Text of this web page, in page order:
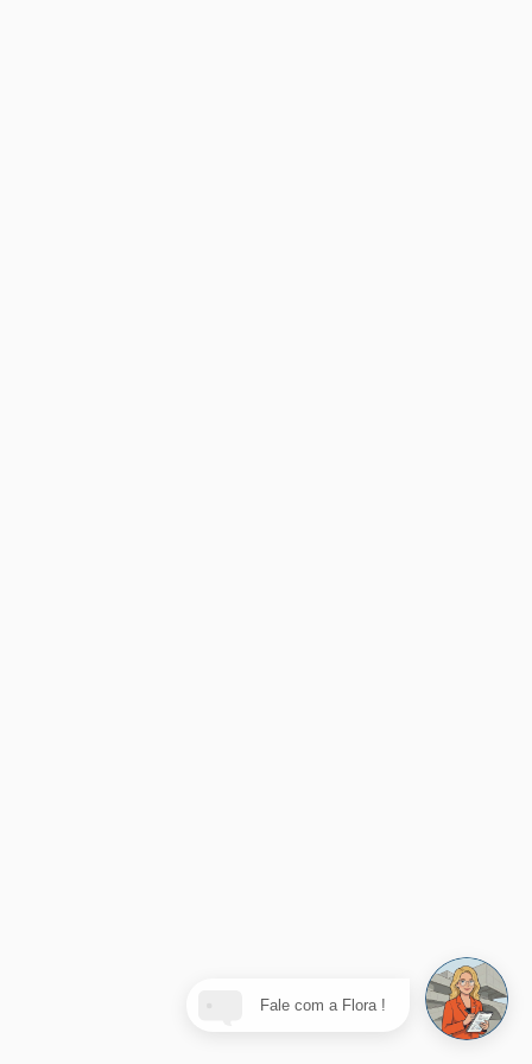
Fale com a Flora !